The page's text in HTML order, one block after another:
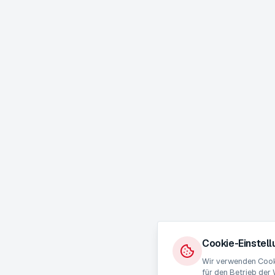
Cookie-
Wir verwenden
für den Betrieb der